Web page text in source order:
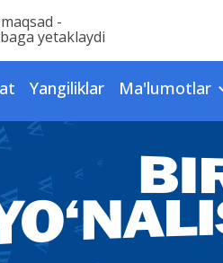
-
yetaklaydi
Yangiliklar Ma'lumotlar